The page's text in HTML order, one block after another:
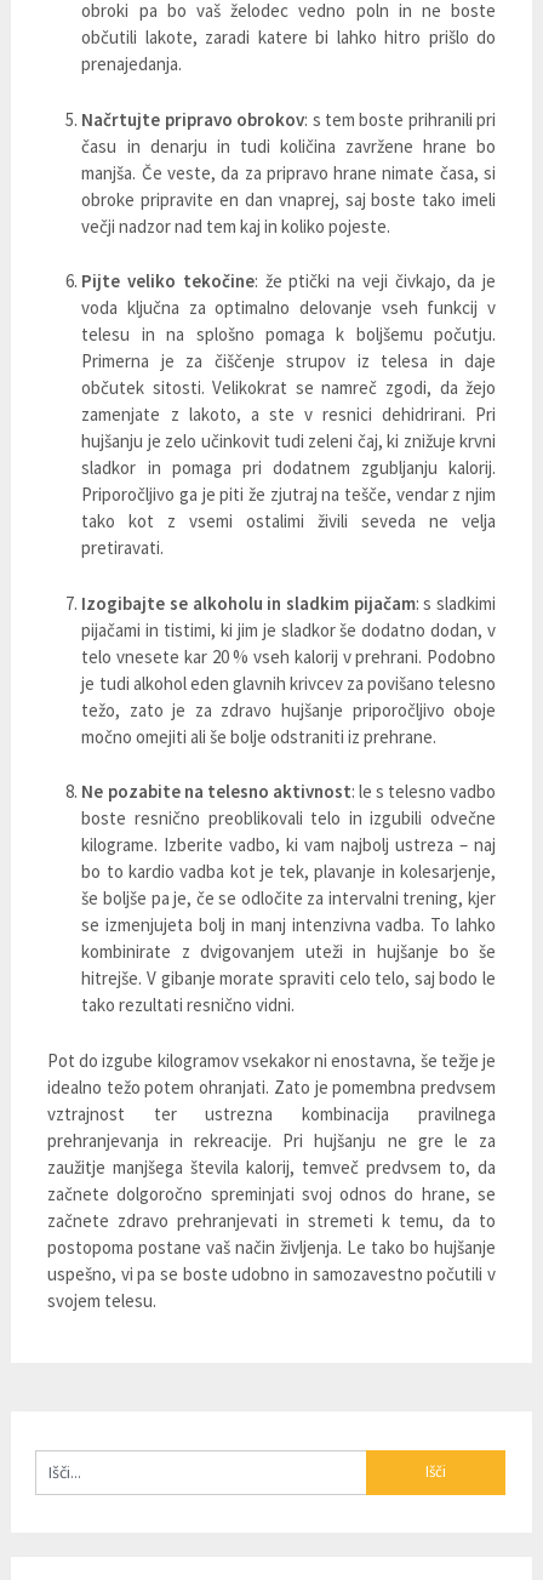
obroki pa bo vaš želodec vedno poln in ne boste
občutili lakote, zaradi katere bi lahko hitro prišlo do
prenajedanja.
Načrtujte pripravo obrokov: s tem boste prihranili pri
času in denarju in tudi količina zavržene hrane bo
manjša. Če veste, da za pripravo hrane nimate časa, si
obroke pripravite en dan vnaprej, saj boste tako imeli
večji nadzor nad tem kaj in koliko pojeste.
Pijte veliko tekočine: že ptički na veji čivkajo, da je
voda ključna za optimalno delovanje vseh funkcij v
telesu in na splošno pomaga k boljšemu počutju.
Primerna je za čiščenje strupov iz telesa in daje
občutek sitosti. Velikokrat se namreč zgodi, da žejo
zamenjate z lakoto, a ste v resnici dehidrirani. Pri
hujšanju je zelo učinkovit tudi zeleni čaj, ki znižuje krvni
sladkor in pomaga pri dodatnem zgubljanju kalorij.
Priporočljivo ga je piti že zjutraj na tešče, vendar z njim
tako kot z vsemi ostalimi živili seveda ne velja
pretiravati.
Izogibajte se alkoholu in sladkim pijačam: s sladkimi
pijačami in tistimi, ki jim je sladkor še dodatno dodan, v
telo vnesete kar 20 % vseh kalorij v prehrani. Podobno
je tudi alkohol eden glavnih krivcev za povišano telesno
težo, zato je za zdravo hujšanje priporočljivo oboje
močno omejiti ali še bolje odstraniti iz prehrane.
Ne pozabite na telesno aktivnost: le s telesno vadbo
boste resnično preoblikovali telo in izgubili odvečne
kilograme. Izberite vadbo, ki vam najbolj ustreza – naj
bo to kardio vadba kot je tek, plavanje in kolesarjenje,
še boljše pa je, če se odločite za intervalni trening, kjer
se izmenjujeta bolj in manj intenzivna vadba. To lahko
kombinirate z dvigovanjem uteži in hujšanje bo še
hitrejše. V gibanje morate spraviti celo telo, saj bodo le
tako rezultati resnično vidni.
Pot do izgube kilogramov vsekakor ni enostavna, še težje je
idealno težo potem ohranjati. Zato je pomembna predvsem
vztrajnost ter ustrezna kombinacija pravilnega
prehranjevanja in rekreacije. Pri hujšanju ne gre le za
zaužitje manjšega števila kalorij, temveč predvsem to, da
začnete dolgoročno spreminjati svoj odnos do hrane, se
začnete zdravo prehranjevati in stremeti k temu, da to
postopoma postane vaš način življenja. Le tako bo hujšanje
uspešno, vi pa se boste udobno in samozavestno počutili v
svojem telesu.